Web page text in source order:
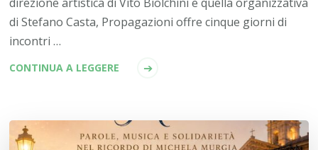
di Stefano Casta, Propagazioni offre cinque giorni di
incontri …
CONTINUA A LEGGERE